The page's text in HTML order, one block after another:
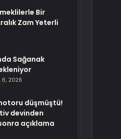
Bir
Zam Yeterli
Sağanak
6, 2026
düşmüştü!
devinden
açıklama